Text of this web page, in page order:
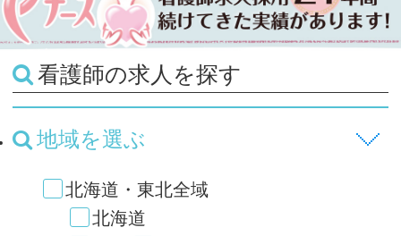
看護師の求人を探す
地域を選ぶ
北海道・東北全域
北海道